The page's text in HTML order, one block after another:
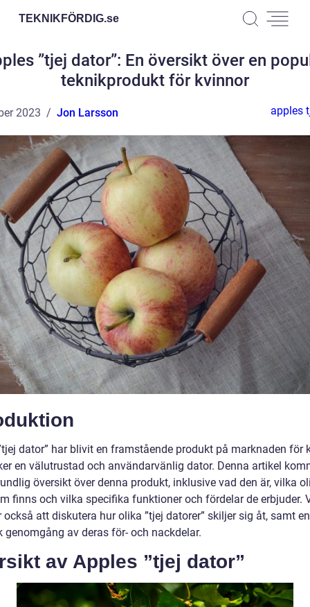
TEKNIKFÖRDIG.se
”tjej dator”: En översikt över en
teknikprodukt för kvinnor
2023 Jon Larsson apples
dator” har blivit en framstående produkt på marknaden för
en välutrustad och användarvänlig dator. Denna artikel
översikt över denna produkt, inklusive vad den är, vilka
finns och vilka specifika funktioner och fördelar de erbjuder.
också att diskutera hur olika ”tjej datorer” skiljer sig åt, samt en
genomgång av deras för- och nackdelar.
av Apples ”tjej dator”